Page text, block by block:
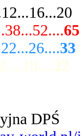
65
33
22
DPŚ